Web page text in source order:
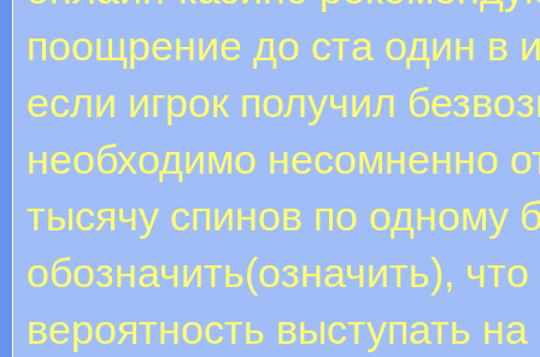
поощрение до ста один в
если игрок получил
необходимо несомненно
тысячу спинов по одному
обозначить(означить),
вероятность выступать